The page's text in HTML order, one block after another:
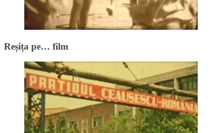
Reșița pe… film